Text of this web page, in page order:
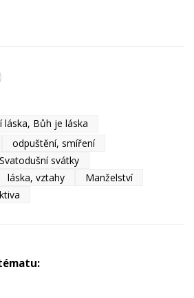
láska, Bůh je láska
odpuštění, smíření
svátky
láska, vztahy
Manželství